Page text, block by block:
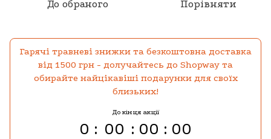
До обраного Порівняти
Гарячі травневі знижки та безкоштовна доставка
від 1500 грн - долучайтесь до Shopway та
обирайте найцікавіші подарунки для своїх
близьких!
До кінця акції
0 00 00 00